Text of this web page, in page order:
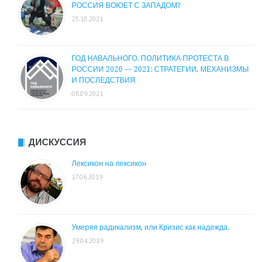
РОССИЯ ВОЮЕТ С ЗАПАДОМ?
25.10.2021
ГОД НАВАЛЬНОГО. ПОЛИТИКА ПРОТЕСТА В
РОССИИ 2020 — 2021: СТРАТЕГИИ, МЕХАНИЗМЫ
И ПОСЛЕДСТВИЯ
08.09.2021
ДИСКУССИЯ
Лексикон на лексикон
17.06.2019
Умеряя радикализм, или Кризис как надежда.
29.04.2019